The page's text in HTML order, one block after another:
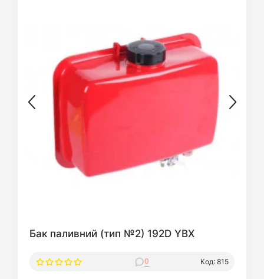
Бак паливний (тип №2) 192D YBX
0 Код: 815